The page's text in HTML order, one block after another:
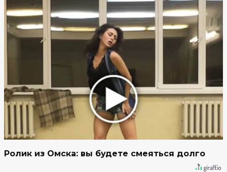
Ролик из Омска: вы будете смеяться долго